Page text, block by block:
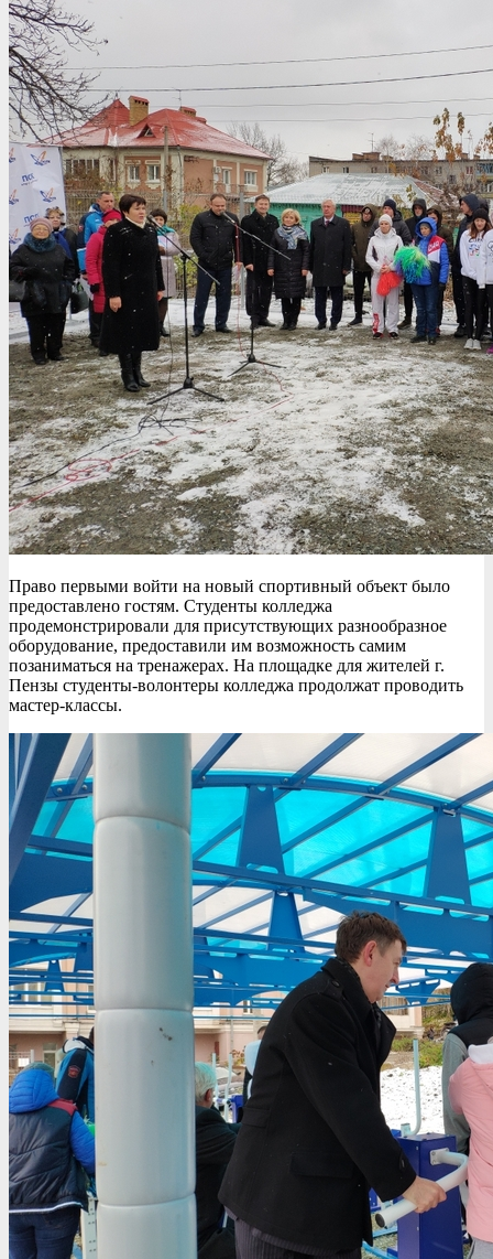
Право первыми войти на новый спортивный объект было
предоставлено гостям. Студенты колледжа
продемонстрировали для присутствующих разнообразное
оборудование, предоставили им возможность самим
позаниматься на тренажерах. На площадке для жителей г.
Пензы студенты-волонтеры колледжа продолжат проводить
мастер-классы.